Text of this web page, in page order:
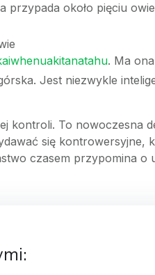
około pięciu
. Ma
Jest niezwykle
kontroli. To nowoczesna
się kontrowersyjne,
czasem przypomina